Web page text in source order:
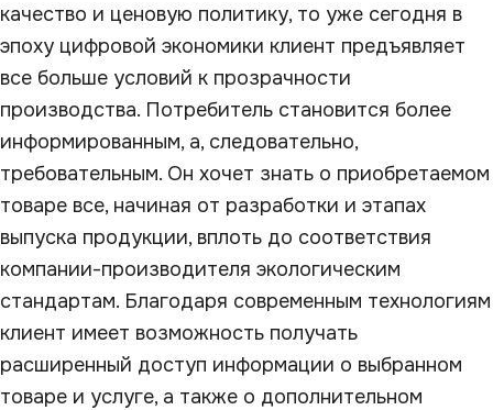
качество и ценовую политику, то уже сегодня в
эпоху цифровой экономики клиент предъявляет
все больше условий к прозрачности
производства. Потребитель становится более
информированным, а, следовательно,
требовательным. Он хочет знать о приобретаемом
товаре все, начиная от разработки и этапах
выпуска продукции, вплоть до соответствия
компании-производителя экологическим
стандартам. Благодаря современным технологиям
клиент имеет возможность получать
расширенный доступ информации о выбранном
товаре и услуге, а также о дополнительном